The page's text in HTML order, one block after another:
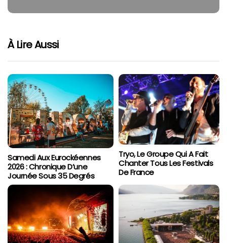
À Lire Aussi
Samedi Aux Eurockéennes
2026 : Chronique D’une
Journée Sous 35 Degrés
Tryo, Le Groupe Qui A Fait
Chanter Tous Les Festivals
De France